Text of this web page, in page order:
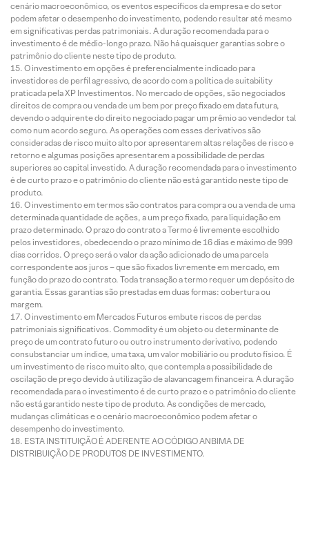
cenário macroeconômico, os eventos específicos da empresa e do setor
podem afetar o desempenho do investimento, podendo resultar até mesmo
em significativas perdas patrimoniais. A duração recomendada para o
investimento é de médio-longo prazo. Não há quaisquer garantias sobre o
patrimônio do cliente neste tipo de produto.
O investimento em opções é preferencialmente indicado para
investidores de perfil agressivo, de acordo com a política de suitability
praticada pela XP Investimentos. No mercado de opções, são negociados
direitos de compra ou venda de um bem por preço fixado em data futura,
devendo o adquirente do direito negociado pagar um prêmio ao vendedor tal
como num acordo seguro. As operações com esses derivativos são
consideradas de risco muito alto por apresentarem altas relações de risco e
retorno e algumas posições apresentarem a possibilidade de perdas
superiores ao capital investido. A duração recomendada para o investimento
é de curto prazo e o patrimônio do cliente não está garantido neste tipo de
produto.
O investimento em termos são contratos para compra ou a venda de uma
determinada quantidade de ações, a um preço fixado, para liquidação em
prazo determinado. O prazo do contrato a Termo é livremente escolhido
pelos investidores, obedecendo o prazo mínimo de 16 dias e máximo de 999
dias corridos. O preço será o valor da ação adicionado de uma parcela
correspondente aos juros – que são fixados livremente em mercado, em
função do prazo do contrato. Toda transação a termo requer um depósito de
garantia. Essas garantias são prestadas em duas formas: cobertura ou
margem.
O investimento em Mercados Futuros embute riscos de perdas
patrimoniais significativos. Commodity é um objeto ou determinante de
preço de um contrato futuro ou outro instrumento derivativo, podendo
consubstanciar um índice, uma taxa, um valor mobiliário ou produto físico. É
um investimento de risco muito alto, que contempla a possibilidade de
oscilação de preço devido à utilização de alavancagem financeira. A duração
recomendada para o investimento é de curto prazo e o patrimônio do cliente
não está garantido neste tipo de produto. As condições de mercado,
mudanças climáticas e o cenário macroeconômico podem afetar o
desempenho do investimento.
ESTA INSTITUIÇÃO É ADERENTE AO CÓDIGO ANBIMA DE
DISTRIBUIÇÃO DE PRODUTOS DE INVESTIMENTO.